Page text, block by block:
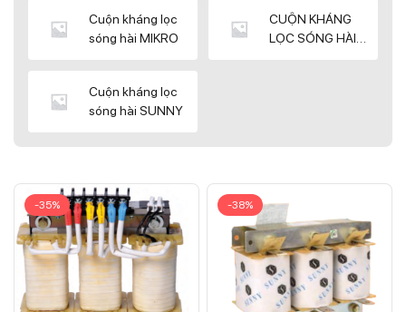
Cuộn kháng lọc
sóng hài MIKRO
CUỘN KHÁNG
LỌC SÓNG HÀI
Cuộn kháng lọc
sóng hài SUNNY
-35% -38%